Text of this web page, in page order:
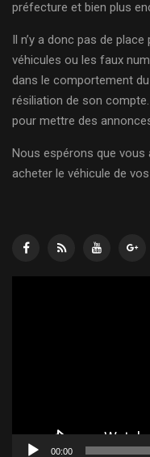
préfecture et bien plus
Il n’y a donc pas de
véhicules ou les faux
dans le comportement
résiliation de son
pour mettre des
Nous espérons que
acheter le véhicule de
00:00